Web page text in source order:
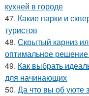
кухней в городе
47. Какие парки и
туристов
48. Скрытый карниз
оптимальное
49. Как выбрать
для начинающих
50. Да что вы об уюте